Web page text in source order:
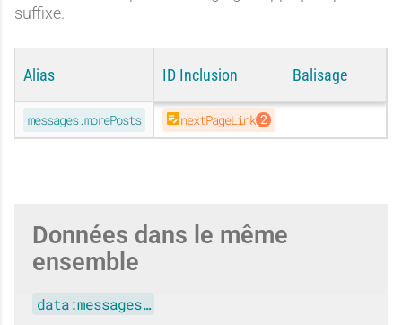
suffixe.
Alias ID Inclusion Balisage
messages.morePosts nextPageLink
CONTEMPO
EMPORIO
ESSENTIAL
NOTABLE
Données dans le même
ensemble
data:messages…